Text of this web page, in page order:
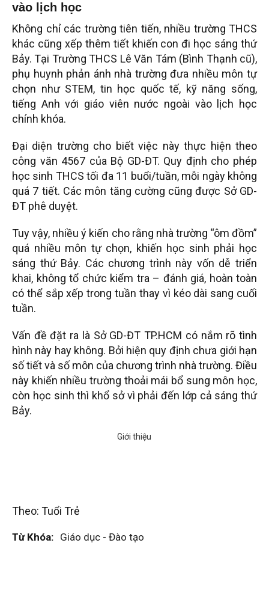
vào lịch học
Không chỉ các trường tiên tiến, nhiều trường THCS
khác cũng xếp thêm tiết khiến con đi học sáng thứ
Bảy. Tại Trường THCS Lê Văn Tám (Bình Thạnh cũ),
phụ huynh phản ánh nhà trường đưa nhiều môn tự
chọn như STEM, tin học quốc tế, kỹ năng sống,
tiếng Anh với giáo viên nước ngoài vào lịch học
chính khóa.
Đại diện trường cho biết việc này thực hiện theo
công văn 4567 của Bộ GD-ĐT. Quy định cho phép
học sinh THCS tối đa 11 buổi/tuần, mỗi ngày không
quá 7 tiết. Các môn tăng cường cũng được Sở GD-
ĐT phê duyệt.
Tuy vậy, nhiều ý kiến cho rằng nhà trường “ôm đồm”
quá nhiều môn tự chọn, khiến học sinh phải học
sáng thứ Bảy. Các chương trình này vốn dễ triển
khai, không tổ chức kiểm tra – đánh giá, hoàn toàn
có thể sắp xếp trong tuần thay vì kéo dài sang cuối
tuần.
Vấn đề đặt ra là Sở GD-ĐT TP.HCM có nắm rõ tình
hình này hay không. Bởi hiện quy định chưa giới hạn
số tiết và số môn của chương trình nhà trường. Điều
này khiến nhiều trường thoải mái bổ sung môn học,
còn học sinh thì khổ sở vì phải đến lớp cả sáng thứ
Bảy.
Theo: Tuổi Trẻ
Từ Khóa: Giáo dục - Đào tạo